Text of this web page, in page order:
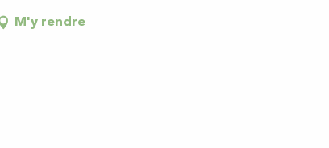
M'y rendre